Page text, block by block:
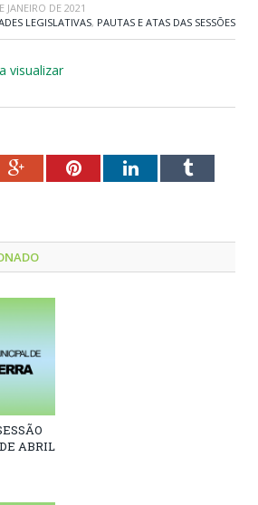
JANEIRO DE 2021
LEGISLATIVAS, PAUTAS E ATAS DAS SESSÕES
visualizar
Google+PinterestLinkedInTumblr
ABRIL